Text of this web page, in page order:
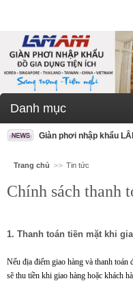
Danh mục
Giàn phơi nhập khẩu
Trang chủ >> Tin tức
Chính sách thanh
1. Thanh toán tiền mặt khi
Nếu địa điểm giao hàng và thanh
sẽ thu tiền khi giao hàng hoặc khách